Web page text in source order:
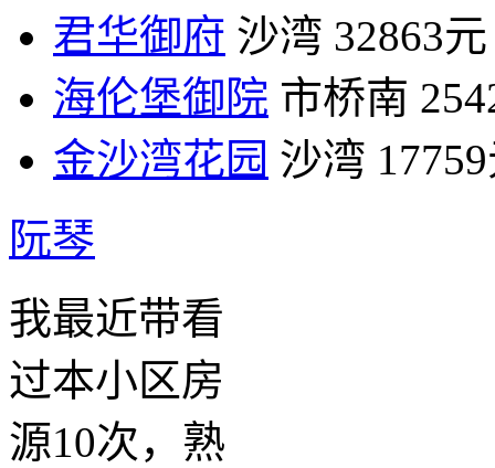
君华御府 沙湾 32863元
海伦堡御院 市桥南
金沙湾花园 沙湾
阮琴
我最近带看
过本小区房
源10次，熟